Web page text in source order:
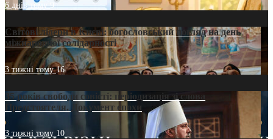
6 днів тому9
Світові лідери в Києві: богословський погляд на день
міжнародної солідарності
3 тижні тому16
35 років свободи совісті: періодизація зі слова
Предстоятеля. Документ епохи
3 тижні тому 10